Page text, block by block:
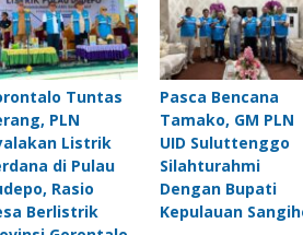
Tuntas
PLN
Listrik
di Pulau
Rasio
Berlistrik
Pasca Bencana
Tamako, GM PLN
UID Suluttenggo
Silahturahmi
Dengan Bupati
Kepulauan